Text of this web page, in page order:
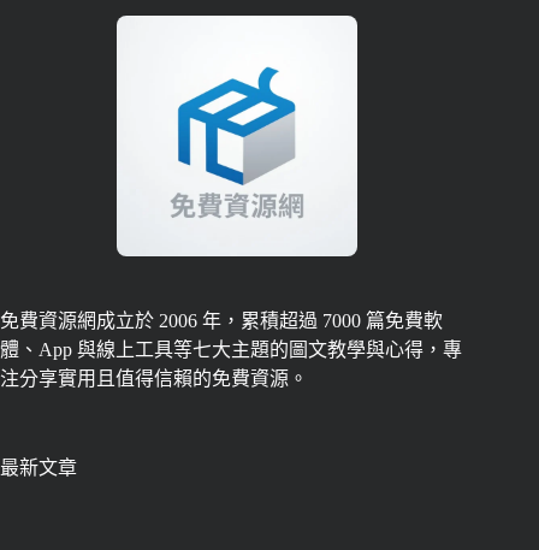
免費資源網成立於 2006 年，累積超過 7000 篇免費軟
體、App 與線上工具等七大主題的圖文教學與心得，專
注分享實用且值得信賴的免費資源。
最新文章